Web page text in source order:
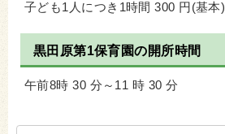
子ども1人につき1時間 300 円(基本)
黒田原第1保育園の開所時間
午前8時 30 分～11 時 30 分